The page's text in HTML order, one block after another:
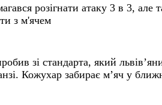
розігнати атаку 3 в 3, але
з м'ячем
зі стандарта, який
Кожухар забирає м’яч у